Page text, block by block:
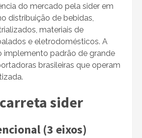
do mercado pela sider em
distribuição de bebidas,
materiais de
e eletrodomésticos. A
implemento padrão de grande
brasileiras que operam
sider
(3 eixos)